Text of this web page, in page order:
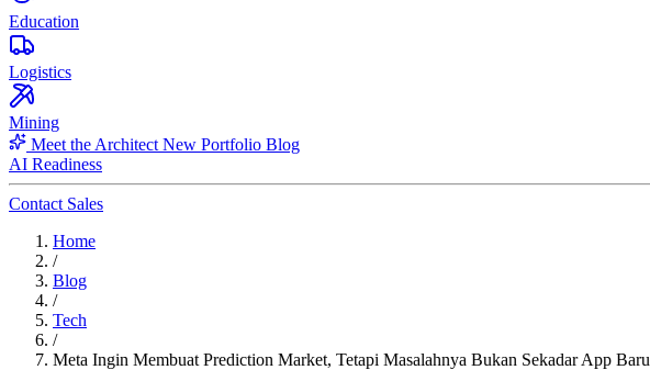
Education
Logistics
Mining
Meet the Architect New Portfolio Blog
AI Readiness
Contact Sales
Home
/
Blog
/
Tech
/
Meta Ingin Membuat Prediction Market, Tetapi Masalahnya Bukan Sekadar App Baru